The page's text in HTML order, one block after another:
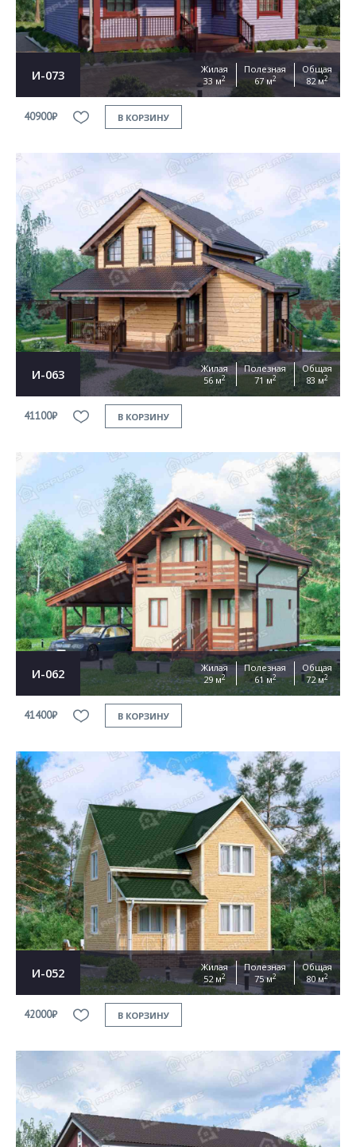
И-073
Жилая
33 м2
Полезная
67 м2
Общая
82 м2
40900₽ В КОРЗИНУ
И-063
Жилая
56 м2
Полезная
71 м2
Общая
83 м2
41100₽ В КОРЗИНУ
И-062
Жилая
29 м2
Полезная
61 м2
Общая
72 м2
41400₽ В КОРЗИНУ
И-052
Жилая
52 м2
Полезная
75 м2
Общая
80 м2
42000₽ В КОРЗИНУ